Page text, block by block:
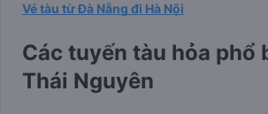
Vé tàu từ Đà Nẵng đi Hà Nội
Các tuyến tàu hỏa phổ
Thái Nguyên